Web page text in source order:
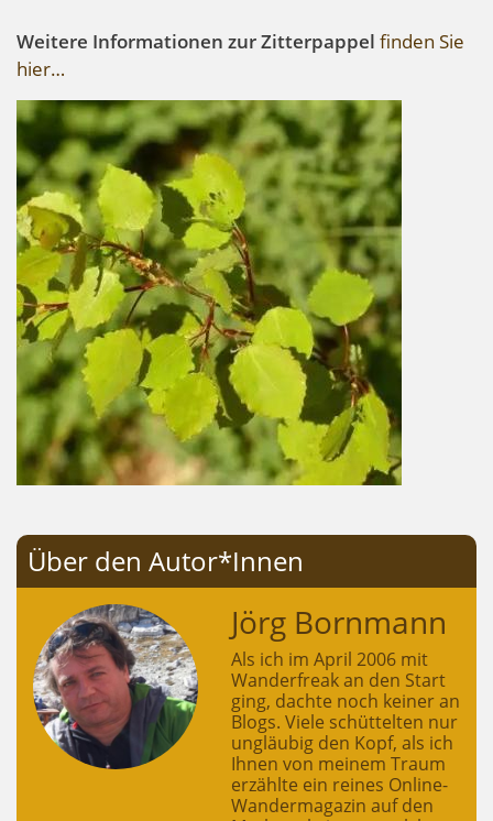
Weitere Informationen zur Zitterpappel finden Sie
hier…
Über den Autor*Innen
Jörg Bornmann
Als ich im April 2006 mit
Wanderfreak an den Start
ging, dachte noch keiner an
Blogs. Viele schüttelten nur
ungläubig den Kopf, als ich
Ihnen von meinem Traum
erzählte ein reines Online-
Wandermagazin auf den